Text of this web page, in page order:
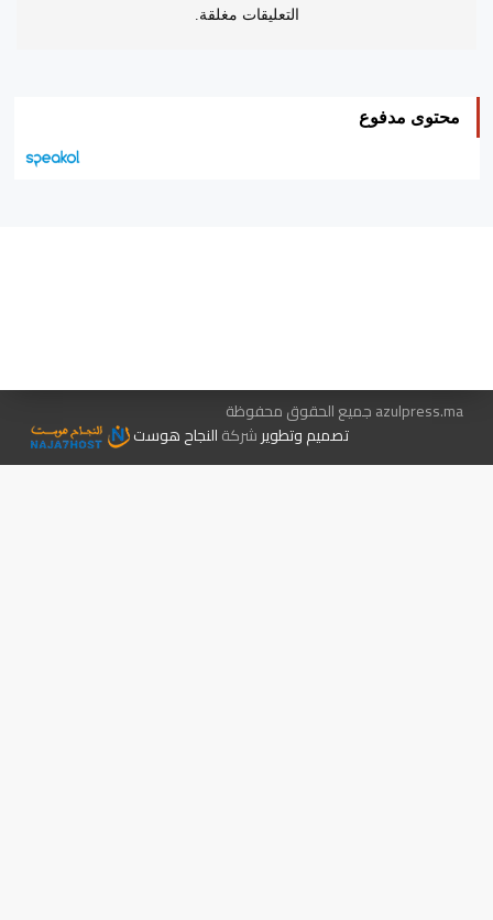
التعليقات مغلقة.
محتوى مدفوع
azulpress.ma جميع الحقوق محفوظة
تصميم وتطويرشركةالنجاح هوست